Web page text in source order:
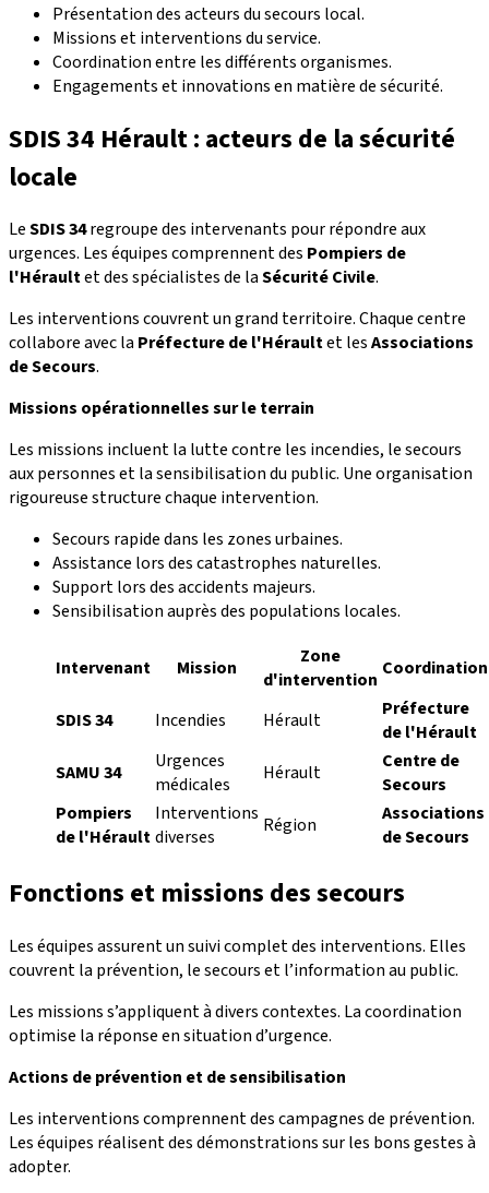
Présentation des acteurs du secours local.
Missions et interventions du service.
Coordination entre les différents organismes.
Engagements et innovations en matière de sécurité.
SDIS 34 Hérault : acteurs de la sécurité
locale
LeSDIS 34regroupe des intervenants pour répondre aux
urgences. Les équipes comprennent des Pompiers de
l'Héraultet des spécialistes de laSécurité Civile.
Les interventions couvrent un grand territoire. Chaque centre
collabore avec la Préfecture de l'Héraultet lesAssociations
de Secours.
Missions opérationnelles sur le terrain
Les missions incluent la lutte contre les incendies, le secours
aux personnes et la sensibilisation du public. Une organisation
rigoureuse structure chaque intervention.
Secours rapide dans les zones urbaines.
Assistance lors des catastrophes naturelles.
Support lors des accidents majeurs.
Sensibilisation auprès des populations locales.
Intervenant Mission
Zone
d'intervention Coordination
SDIS 34 Incendies Hérault
Préfecture
de l'Hérault
SAMU 34
Urgences
médicales
Hérault
Centre de
Secours
Pompiers
de l'Hérault
Interventions
diverses
Région
Associations
de Secours
Fonctions et missions des secours
Les équipes assurent un suivi complet des interventions. Elles
couvrent la prévention, le secours et l’information au public.
Les missions s’appliquent à divers contextes. La coordination
optimise la réponse en situation d’urgence.
Actions de prévention et de sensibilisation
Les interventions comprennent des campagnes de prévention.
Les équipes réalisent des démonstrations sur les bons gestes à
adopter.